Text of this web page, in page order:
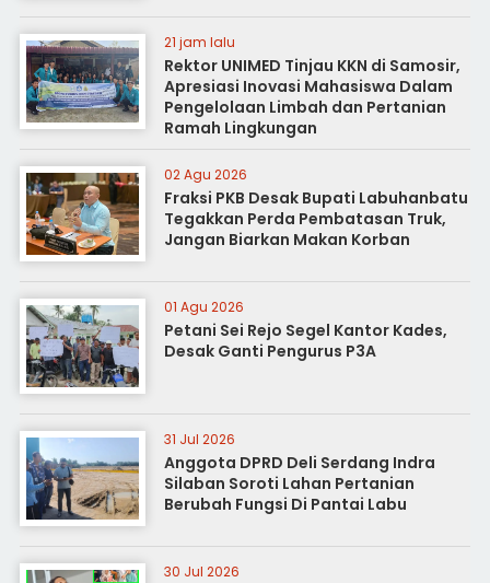
21 jam lalu
Rektor UNIMED Tinjau KKN di Samosir,
Apresiasi Inovasi Mahasiswa Dalam
Pengelolaan Limbah dan Pertanian
Ramah Lingkungan
02 Agu 2026
Fraksi PKB Desak Bupati Labuhanbatu
Tegakkan Perda Pembatasan Truk,
Jangan Biarkan Makan Korban
01 Agu 2026
Petani Sei Rejo Segel Kantor Kades,
Desak Ganti Pengurus P3A
31 Jul 2026
Anggota DPRD Deli Serdang Indra
Silaban Soroti Lahan Pertanian
Berubah Fungsi Di Pantai Labu
30 Jul 2026